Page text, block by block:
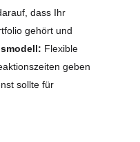
dass Ihr
gehört und
Flexible
geben
sollte für